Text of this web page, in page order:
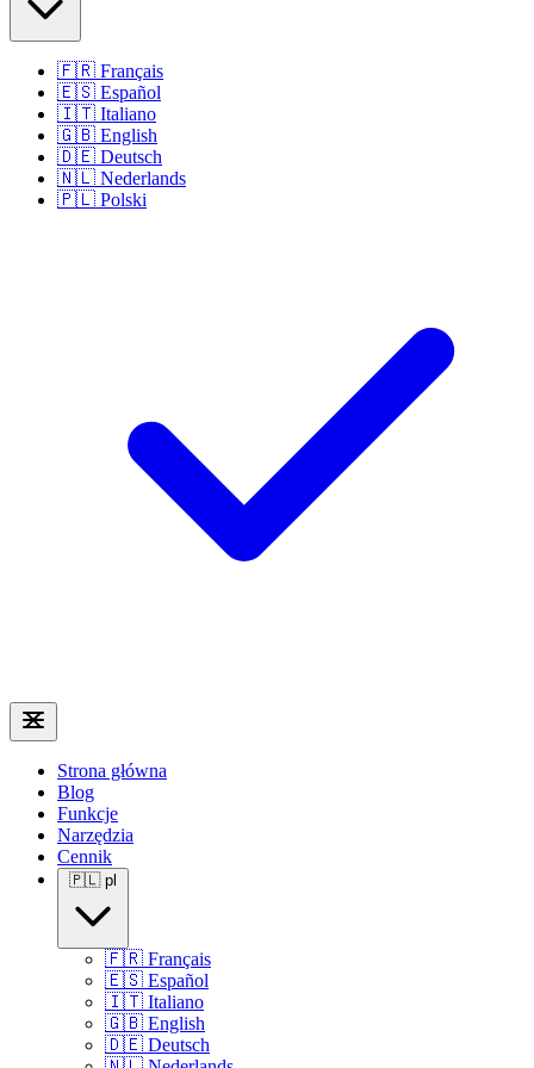
🇫🇷 Français
🇪🇸 Español
🇮🇹 Italiano
🇬🇧 English
🇩🇪 Deutsch
🇳🇱 Nederlands
🇵🇱 Polski
Strona główna
Blog
Funkcje
Narzędzia
Cennik
🇵🇱 pl
🇫🇷 Français
🇪🇸 Español
🇮🇹 Italiano
🇬🇧 English
🇩🇪 Deutsch